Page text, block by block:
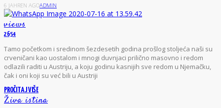
6 JAHREN AGOADMIN
views
2654
Tamo početkom i sredinom šezdesetih godina prošlog stoljeća naši su
crveničani kao uostalom i mnogi duvnjaci prilično masovno i redom
odlazili raditi u Austriju, a koju godinu kasnijih sve redom u Njemačku,
čak i oni koji su već bili u Austriji
PROČITAJ VIŠE
Živa istina